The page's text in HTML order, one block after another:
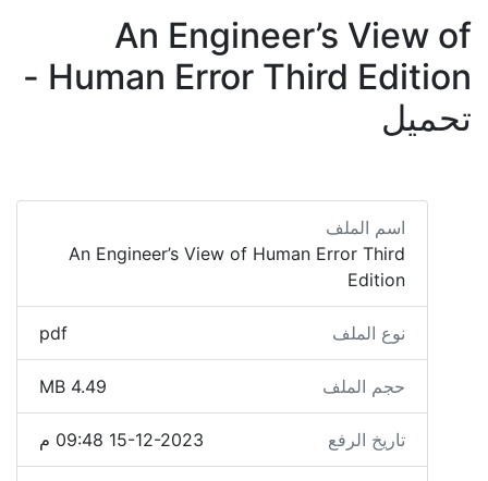
An Engineer’s View of
Human Error Third Edition -
تحميل
اسم الملف
An Engineer’s View of Human Error Third
Edition
نوع الملف pdf
حجم الملف 4.49 MB
تاريخ الرفع 15-12-2023 09:48 م